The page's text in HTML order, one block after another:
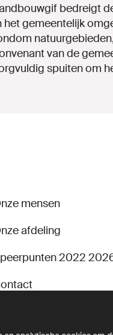
bedreigt
het gemeentelijk
van de
spuiten om
mensen
afdeling
2022
MIJN